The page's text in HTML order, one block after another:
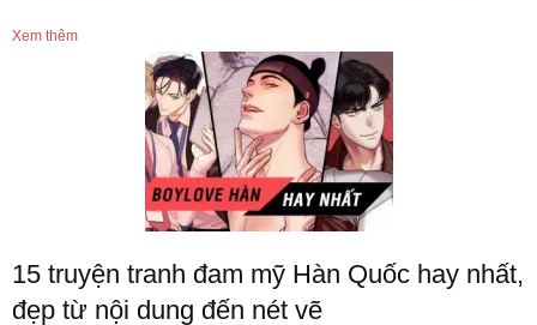
Xem thêm
15 truyện tranh đam mỹ Hàn Quốc hay nhất,
đẹp từ nội dung đến nét vẽ